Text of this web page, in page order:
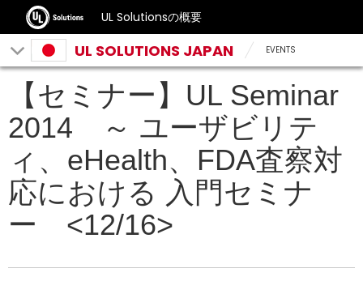
UL Solutionsの概要
UL SOLUTIONS JAPAN EVENTS
【セミナー】UL Seminar
2014 ～ ユーザビリテ
ィ、eHealth、FDA査察対
応における 入門セミナ
ー <12/16>